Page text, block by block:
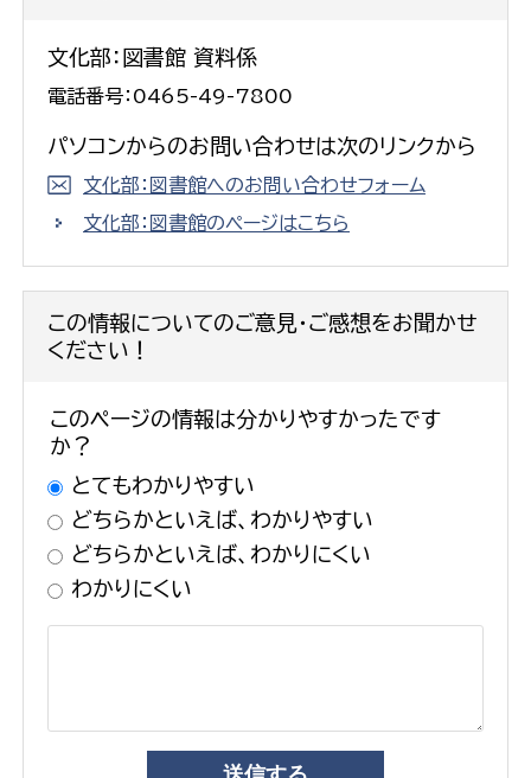
文化部：図書館 資料係
電話番号：0465-49-7800
パソコンからのお問い合わせは次のリンクから
文化部：図書館へのお問い合わせフォーム
文化部：図書館のページはこちら
この情報についてのご意見・ご感想をお聞かせ
ください！
このページの情報は分かりやすかったです
か？
とてもわかりやすい
どちらかといえば、わかりやすい
どちらかといえば、わかりにくい
わかりにくい